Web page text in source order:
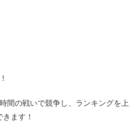
間の戦いで競争し、ランキングを上
ます！